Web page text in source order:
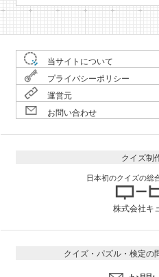
当サイトについて
プライバシーポリシー
運営元
お問い合わせ
クイズ制
日本初のクイズの総
株式会社キ
クイズ・パズル・検定の